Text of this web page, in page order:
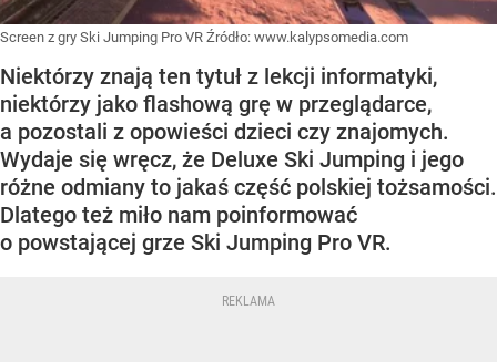
Screen z gry Ski Jumping Pro VR Źródło: www.kalypsomedia.com
Niektórzy znają ten tytuł z lekcji informatyki,
niektórzy jako flashową grę w przeglądarce,
a pozostali z opowieści dzieci czy znajomych.
Wydaje się wręcz, że Deluxe Ski Jumping i jego
różne odmiany to jakaś część polskiej tożsamości.
Dlatego też miło nam poinformować
o powstającej grze Ski Jumping Pro VR.